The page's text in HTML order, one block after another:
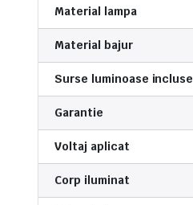
Material lampa
Material bajur
Surse luminoase incluse
Garantie
Voltaj aplicat
Corp iluminat